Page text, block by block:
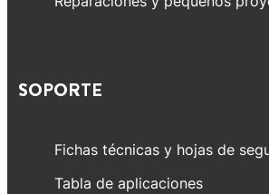
SOPORTE
Fichas técnicas y hojas de
Tabla de aplicaciones